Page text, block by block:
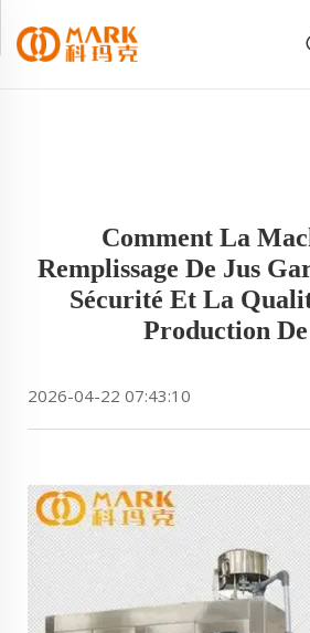
Comment La
Remplissage De Jus
Sécurité Et La
Production
2026-04-22 07:43:10